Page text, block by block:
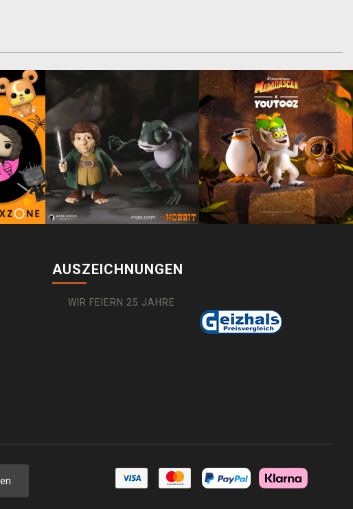
AUSZEICHNUNGEN
WIR FEIERN 25 JAHRE